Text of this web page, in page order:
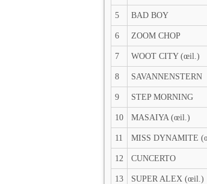
5 BAD BOY
6 ZOOM CHOP
7 WOOT CITY (œil.)
8 SAVANNENSTERN
9 STEP MORNING
10 MASAIYA (œil.)
11 MISS DYNAMITE
12 CUNCERTO
13 SUPER ALEX (œil.)